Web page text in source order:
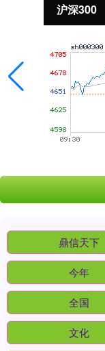
沪深300
鼎信天下
今年
全国
文化